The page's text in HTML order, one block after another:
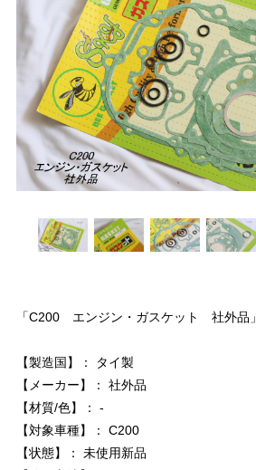
「C200 エンジン・ガスケット 社外品」
【製造国】： タイ製
【メーカー】： 社外品
【材質/色】： -
【対象車種】： C200
【状態】： 未使用新品